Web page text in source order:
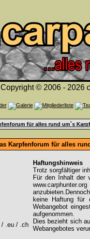
Copyright © 2006 - 2026
für alles rund um`s
Karpfenforum für alles
/ .eu / .ch
Haftungshinweis
Trotz sorgfältiger
Für den Inhalt der
keine Haftung für
Webangebot
aufgenommen.
Dies bezieht sich
Webangebotes